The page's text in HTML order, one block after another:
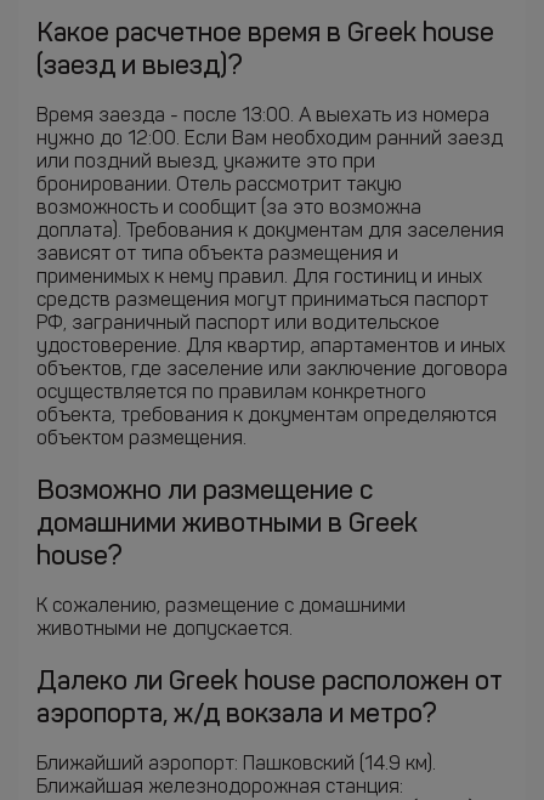
Какое расчетное время в Greek house
(заезд и выезд)?
Время заезда - после 13:00. А выехать из номера
нужно до 12:00. Если Вам необходим ранний заезд
или поздний выезд, укажите это при
бронировании. Отель рассмотрит такую
возможность и сообщит (за это возможна
доплата). Требования к документам для заселения
зависят от типа объекта размещения и
применимых к нему правил. Для гостиниц и иных
средств размещения могут приниматься паспорт
РФ, заграничный паспорт или водительское
удостоверение. Для квартир, апартаментов и иных
объектов, где заселение или заключение договора
осуществляется по правилам конкретного
объекта, требования к документам определяются
объектом размещения.
Возможно ли размещение с
домашними животными в Greek
house?
К сожалению, размещение с домашними
животными не допускается.
Далеко ли Greek house расположен от
аэропорта, ж/д вокзала и метро?
Ближайший аэропорт: Пашковский (14.9 км).
Ближайшая железнодорожная станция: